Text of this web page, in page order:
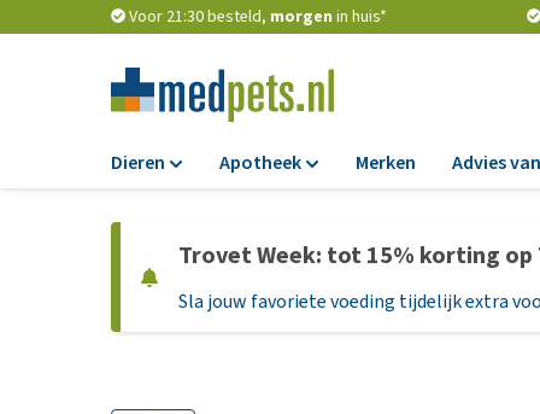
Voor 21:30 besteld, morgen in huis*
Dieren
Hondenbrokken
Natvoer
Apotheek
Vlooien en teken
Ontworming
Merken Advies
Trovet Week: tot 15% korting
Sla jouw favoriete voeding tijdelijk extra